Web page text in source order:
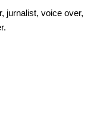
jurnalist, voice over,